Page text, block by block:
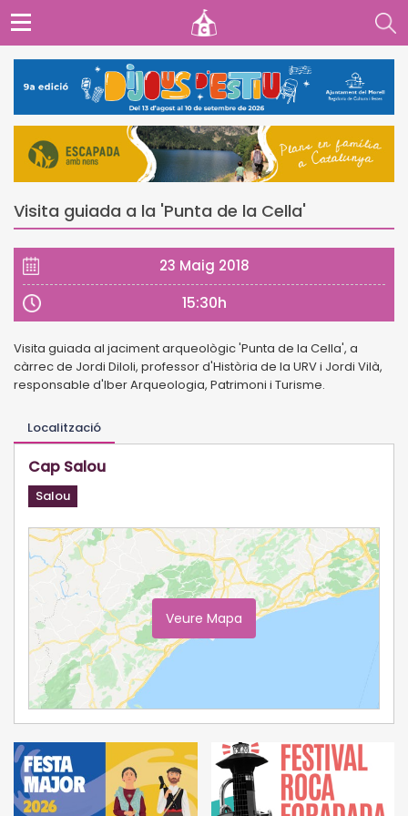
Visita guiada a la 'Punta de la Cella'
23 Maig 2018
15:30h
Visita guiada al jaciment arqueològic 'Punta de la Cella', a
càrrec de Jordi Diloli, professor d'Història de la URV i Jordi Vilà,
responsable d'Iber Arqueologia, Patrimoni i Turisme.
Localització
Cap Salou
Salou
Veure Mapa